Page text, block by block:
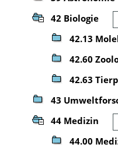
42 Biologie
42.13
42.60
42.63
43
44 Medizin
44.00